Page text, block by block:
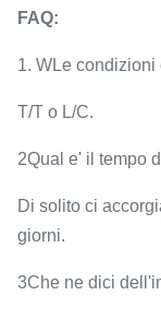
FAQ:
1. WLe
T/T o L/C.
2Qual e' il tempo
Di solito ci
giorni.
3Che ne dici